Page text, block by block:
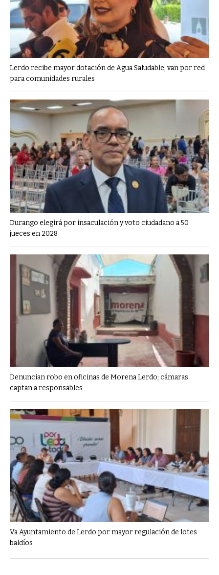
Lerdo recibe mayor dotación de Agua Saludable; van por red
para comunidades rurales
Durango elegirá por insaculación y voto ciudadano a 50
jueces en 2028
Denuncian robo en oficinas de Morena Lerdo; cámaras
captan a responsables
Va Ayuntamiento de Lerdo por mayor regulación de lotes
baldíos